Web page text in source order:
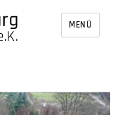
MENÜ